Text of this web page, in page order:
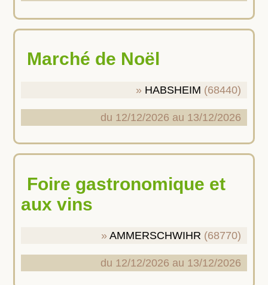
Marché de Noël
HABSHEIM (68440)
du 12/12/2026 au 13/12/2026
Foire gastronomique et
aux vins
AMMERSCHWIHR (68770)
du 12/12/2026 au 13/12/2026